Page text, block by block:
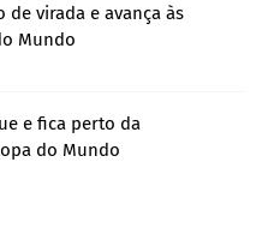
de virada e avança às
Mundo
e fica perto da
do Mundo